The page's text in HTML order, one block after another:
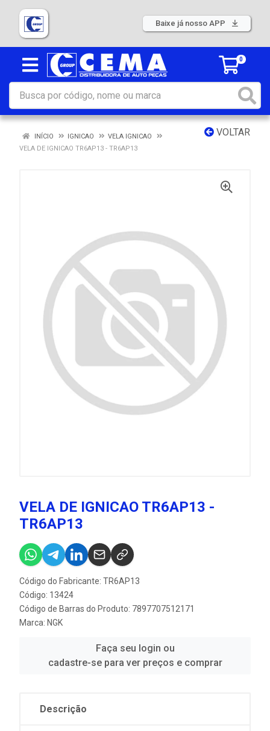
Baixe já nosso APP
0
VOLTAR
INÍCIO IGNICAO
VELA IGNICAO
VELA DE IGNICAO TR6AP13 - TR6AP13
VELA DE IGNICAO TR6AP13 -
TR6AP13
Código do Fabricante: TR6AP13
Código: 13424
Código de Barras do Produto: 7897707512171
Marca: NGK
Faça seu login ou
cadastre-se para ver preços e comprar
Descrição